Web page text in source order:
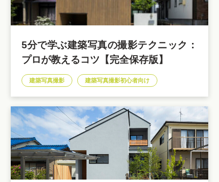
5分で学ぶ建築写真の撮影テクニック：
プロが教えるコツ【完全保存版】
建築写真撮影 建築写真撮影初心者向け